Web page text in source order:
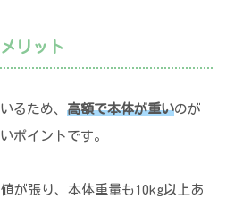
リット
るため、 高額で本体が重いのが
ポイントです。
が張り、本体重量も10kg以上あ